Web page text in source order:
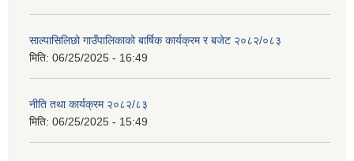
साल्पासिलिछो गाउँपालिकाको बार्षिक कार्यक्रम र बजेट २०८२/०८३
मिति: 06/25/2025 - 16:49
नीति तथा कार्यक्रम २०८२/८३
मिति: 06/25/2025 - 15:49